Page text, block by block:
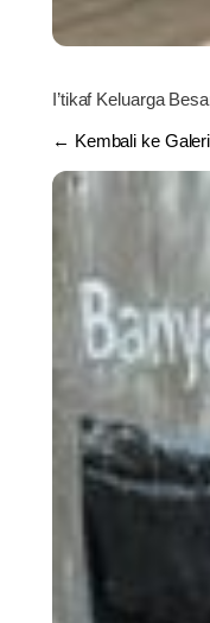
I’tikaf Keluarga
← Kembali ke